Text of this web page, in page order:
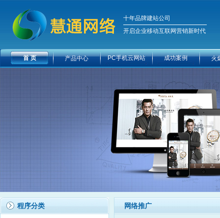
十年品牌建站公司
开启企业移动互联网营销新时代
首 页 产品中心 PC手机云网站 成功案例 火
程序分类 网络推广